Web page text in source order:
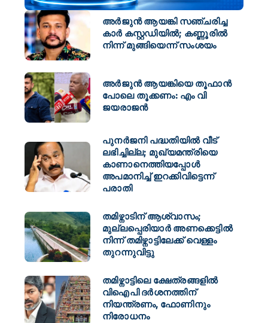
അർജുൻ ആയങ്കി സഞ്ചരിച്ച
കാർ കസ്റ്റഡിയിൽ; കണ്ണൂരിൽ
നിന്ന് മുങ്ങിയെന്ന് സംശയം
അർജുൻ ആയങ്കിയെ തൂഫാൻ
പോലെ തൂക്കണം: എം വി
ജയരാജൻ
പുനർജനി പദ്ധതിയിൽ വീട്
ലഭിച്ചില്ല; മുഖ്യമന്ത്രിയെ
കാണാനെത്തിയപ്പോൾ
അപമാനിച്ച് ഇറക്കിവിട്ടെന്ന്
പരാതി
തമിഴ്നാടിന് ആശ്വാസം;
മുല്ലപ്പെരിയാർ അണക്കെട്ടിൽ
നിന്ന് തമിഴ്നാട്ടിലേക്ക് വെള്ളം
തുറന്നുവിട്ടു
തമിഴ്നാട്ടിലെ ക്ഷേത്രങ്ങളിൽ
വിഐപി ദർശനത്തിന്
നിയന്ത്രണം, ഫോണിനും
നിരോധനം